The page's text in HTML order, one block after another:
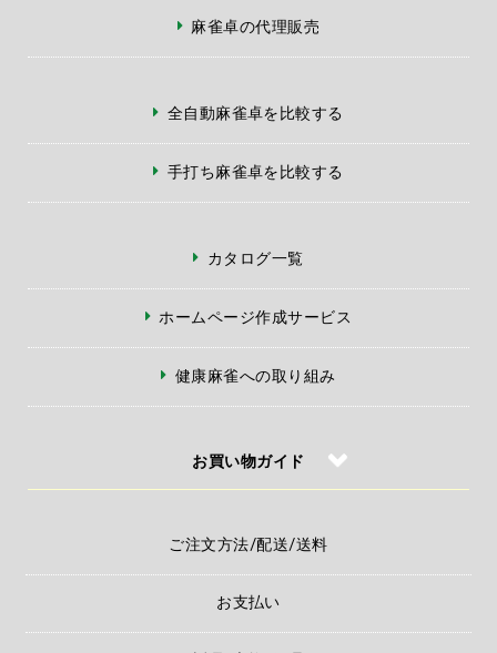
麻雀卓の代理販売
全自動麻雀卓を比較する
手打ち麻雀卓を比較する
カタログ一覧
ホームページ作成サービス
健康麻雀への取り組み
お買い物ガイド
ご注文方法/配送/送料
お支払い